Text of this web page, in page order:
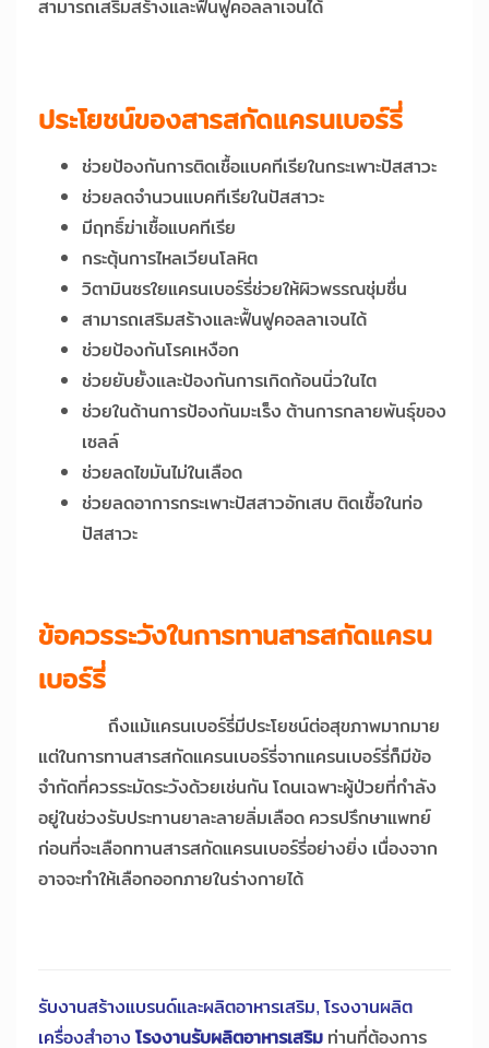
สามารถเสริมสร้างและฟื้นฟูคอลลาเจนได้
ประโยชน์ของสารสกัดแครนเบอร์รี่
ช่วยป้องกันการติดเชื้อแบคทีเรียในกระเพาะปัสสาวะ
ช่วยลดจำนวนแบคทีเรียในปัสสาวะ
มีฤทธิ์ฆ่าเชื้อแบคทีเรีย
กระตุ้นการไหลเวียนโลหิต
วิตามินซรใยแครนเบอร์รี่ช่วยให้ผิวพรรณชุ่มชื่น
สามารถเสริมสร้างและฟื้นฟูคอลลาเจนได้
ช่วยป้องกันโรคเหงือก
ช่วยยับยั้งและป้องกันการเกิดก้อนนิ่วในไต
ช่วยในด้านการป้องกันมะเร็ง ต้านการกลายพันธุ์ของ
เซลล์
ช่วยลดไขมันไม่ในเลือด
ช่วยลดอาการกระเพาะปัสสาวอักเสบ ติดเชื้อในท่อ
ปัสสาวะ
ข้อควรระวังในการทานสารสกัดแครน
เบอร์รี่
ถึงแม้แครนเบอร์รี่มีประโยชน์ต่อสุขภาพมากมาย
แต่ในการทานสารสกัดแครนเบอร์รี่จากแครนเบอร์รี่ก็มีข้อ
จำกัดที่ควรระมัดระวังด้วยเช่นกัน โดนเฉพาะผู้ป่วยที่กำลัง
อยู่ในช่วงรับประทานยาละลายลิ่มเลือด ควรปรึกษาแพทย์
ก่อนที่จะเลือกทานสารสกัดแครนเบอร์รี่อย่างยิ่ง เนื่องจาก
อาจจะทำให้เลือกออกภายในร่างกายได้
รับงานสร้างแบรนด์และผลิตอาหารเสริม, โรงงานผลิต
เครื่องสำอาง โรงงานรับผลิตอาหารเสริม ท่านที่ต้องการ